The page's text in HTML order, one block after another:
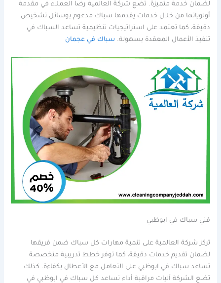
لضمان خدمة متميزة. تضع شركة العالمية رضا العملاء في مقدمة
أولوياتها من خلال خدمات يقدمها سباك مدعوم بوسائل تشخيص
دقيقة، كما تعتمد على استراتيجيات تنظيمية تساعد السباك في
تنفيذ الأعمال المعقدة بسهولة. سباك في عجمان
فني سباك في ابوظبي
تركز شركة العالمية على تنمية مهارات كل سباك ضمن فريقها
لضمان تقديم خدمات دقيقة، كما توفر خطط تدريبية متخصصة
تساعد سباك في ابوظبي على التعامل مع الأعطال بكفاءة. كذلك
تضع الشركة آليات مراقبة أداء تساعد كل سباك في ابوظبي في